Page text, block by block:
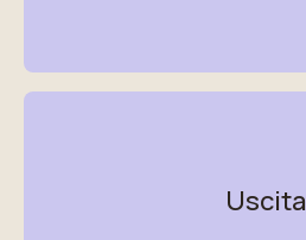
Uscita